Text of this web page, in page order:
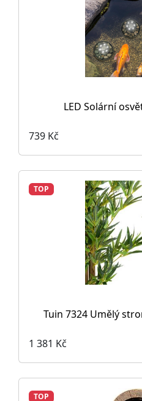
LED Solární
739 Kč
TOP
Tuin 7324 Umělý
1 381 Kč
TOP